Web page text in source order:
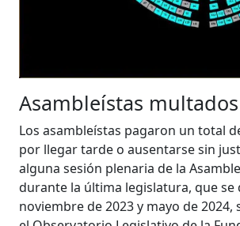
Asambleístas multados
Los asambleístas pagaron un total
por llegar tarde o ausentarse sin
alguna sesión plenaria de la
durante la última legislatura, que
noviembre de 2023 y mayo de